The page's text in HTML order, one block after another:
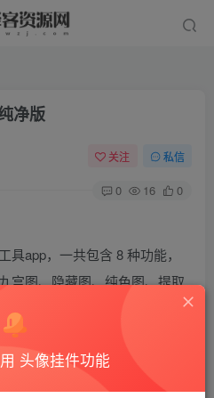
净版
关注 私信
0 16 0
具app，一共包含 8 种功能，
宫图、隐藏图、纯色图、提取
是你日常生活中不可缺少的一
头像挂件功能